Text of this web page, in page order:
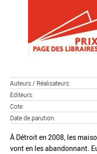
Auteurs / Réalisateurs
Editeurs
Cote
Date de parution
À Détroit en 2008, les
vont en les abandonnant.